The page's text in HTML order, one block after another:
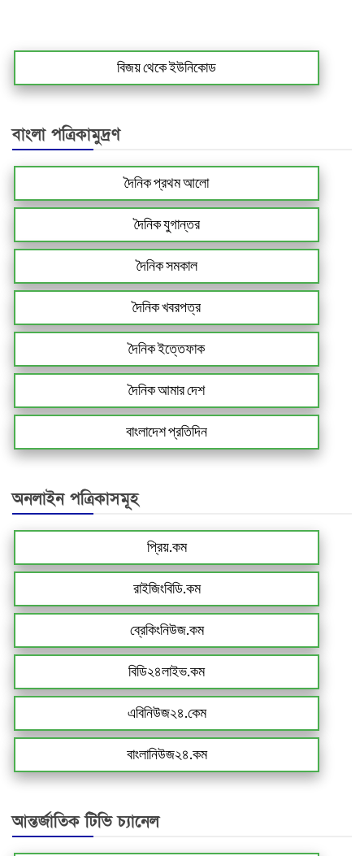
বিজয় থেকে ইউনিকোড
বাংলা পত্রিকামুদ্রণ
দৈনিক প্রথম আলো
দৈনিক যুগান্তর
দৈনিক সমকাল
দৈনিক খবরপত্র
দৈনিক ইত্তেফাক
দৈনিক আমার দেশ
বাংলাদেশ প্রতিদিন
অনলাইন পত্রিকাসমূহ
প্রিয়.কম
রাইজিংবিডি.কম
ব্রেকিংনিউজ.কম
বিডি২৪লাইভ.কম
এবিনিউজ২৪.কেম
বাংলানিউজ২৪.কম
আন্তর্জাতিক টিভি চ্যানেল